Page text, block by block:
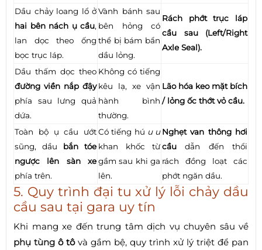
Dầu chảy loang lổ ở
hai bên nách ụ cầu,
lan dọc theo ống
bọc trục láp.
Vành bánh sau
bên hỏng có
thể bị bám bẩn
dầu lỏng.
Rách phớt trục láp
cầu sau (Left/Right
Axle Seal).
Dầu thấm dọc theo
đường viền nắp đậy
phía sau lưng quả
dứa.
Không có tiếng
kêu lạ, xe vận
hành bình
thường.
Lão hóa keo mặt bích
/ lỏng ốc thớt vỏ cầu.
Toàn bộ ụ cầu ướt
sũng, dầu bắn tóe
ngược lên sàn xe
phía trên.
Có tiếng hú u u
khan khốc từ
gầm sau khi ga
lên.
Nghẹt van thông hơi
cầu dẫn đến thổi
rách đồng loạt các
phớt ngăn dầu.
5. Quy trình đại tu xử lý lỗi chảy dầu
cầu sau tại gara uy tín
Khi mang xe đến trung tâm dịch vụ chuyên sâu về
phụ tùng ô tôvà gầm bệ, quy trình xử lý triệt để pan